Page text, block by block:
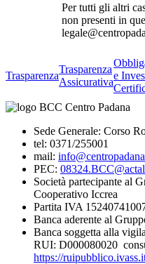
Per tutti gli altri
non presenti in
Trasparenza
Trasparenza
Assicurativa
e
Sede Generale: Corso
tel: 0371/255001
mail:
PEC:
Società partecipante al
Cooperativo Iccrea
Partita IVA
Banca aderente al
Banca soggetta alla
RUI: D000080020
https://